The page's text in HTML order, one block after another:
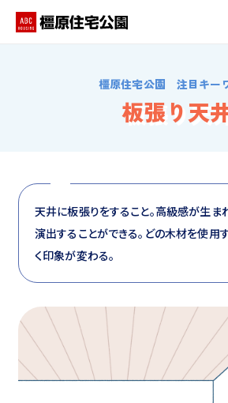
アクセス
好みからモデルハウスを探す
住まいづくりお役立ち情報
他の展示場 ABCハウジ
マイページ
橿原住宅公園 注目キー
板張り天
天井に板張りをすること。高級感が生
演出することができる。どの木材を使用
く印象が変わる。